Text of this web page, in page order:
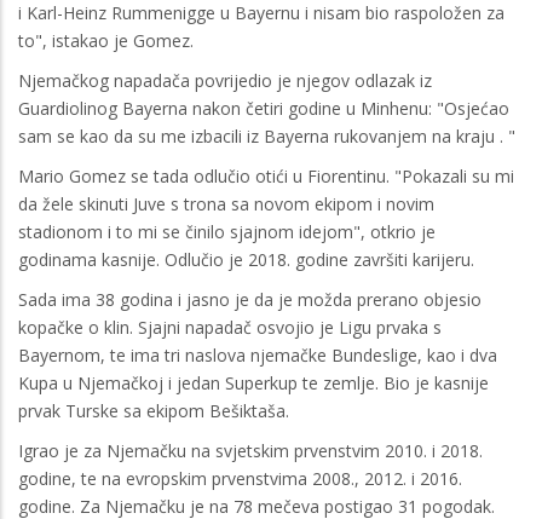
i Karl-Heinz Rummenigge u Bayernu i nisam bio raspoložen za
to", istakao je Gomez.
Njemačkog napadača povrijedio je njegov odlazak iz
Guardiolinog Bayerna nakon četiri godine u Minhenu: "Osjećao
sam se kao da su me izbacili iz Bayerna rukovanjem na kraju . "
Mario Gomez se tada odlučio otići u Fiorentinu. "Pokazali su mi
da žele skinuti Juve s trona sa novom ekipom i novim
stadionom i to mi se činilo sjajnom idejom", otkrio je
godinama kasnije. Odlučio je 2018. godine završiti karijeru.
Sada ima 38 godina i jasno je da je možda prerano objesio
kopačke o klin. Sjajni napadač osvojio je Ligu prvaka s
Bayernom, te ima tri naslova njemačke Bundeslige, kao i dva
Kupa u Njemačkoj i jedan Superkup te zemlje. Bio je kasnije
prvak Turske sa ekipom Bešiktaša.
Igrao je za Njemačku na svjetskim prvenstvim 2010. i 2018.
godine, te na evropskim prvenstvima 2008., 2012. i 2016.
godine. Za Njemačku je na 78 mečeva postigao 31 pogodak.